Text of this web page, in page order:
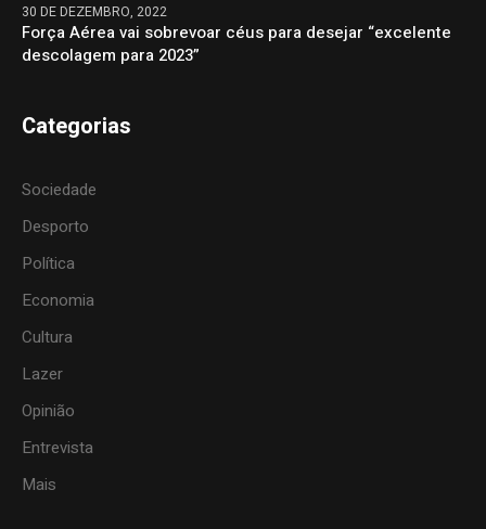
30 DE DEZEMBRO, 2022
Força Aérea vai sobrevoar céus para desejar “excelente
descolagem para 2023”
Categorias
Sociedade
Desporto
Política
Economia
Cultura
Lazer
Opinião
Entrevista
Mais